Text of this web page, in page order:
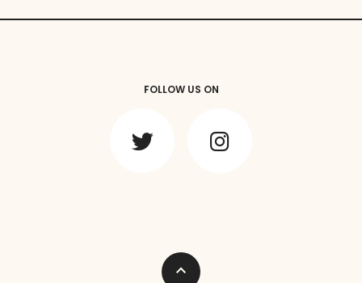
FOLLOW US ON
expand_less